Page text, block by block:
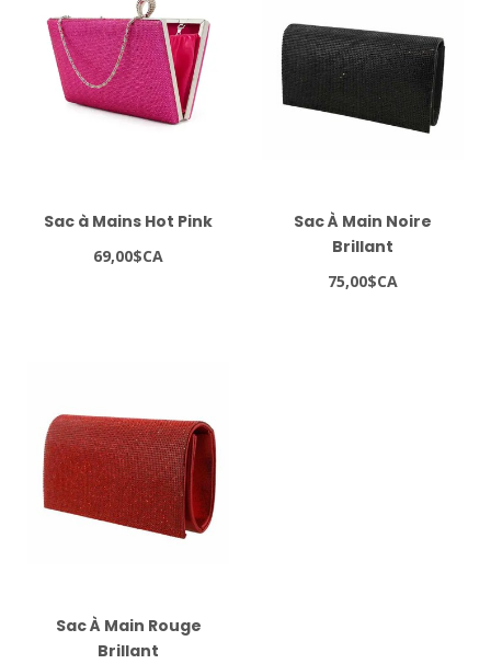
Sac à Mains Hot Pink
69,00$CA
Sac À Main Noire
Brillant
75,00$CA
Sac À Main Rouge
Brillant